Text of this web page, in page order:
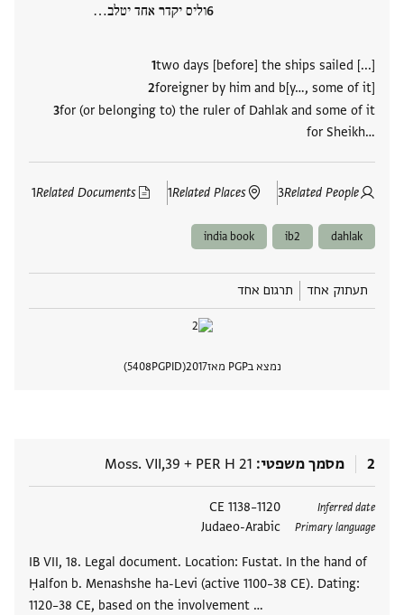
וליס יקדר אחד יטלב‮…
two days [before] the ships sailed [...]
foreigner by him and b[y…, some of it]
for (or belonging to) the ruler of Dahlak and some of it
for Sheikh‮…
Related People
3
Related Places
1
Related Documents
1
dahlak
ib2
india book
תעתוק אחד תרגום אחד
נמצא בPGP מאז 2017
PGPID
5408
2 מסמך משפטי PER H 21
+
Moss. VII,39
Inferred date
1120–1138 CE
Primary language
Judaeo-Arabic
IB VII, 18. Legal document. Location: Fustat. In the hand of
Ḥalfon b. Menashshe ha-Levi (active 1100–38 CE). Dating:
1120–38 CE, based on the involvement …
תגים